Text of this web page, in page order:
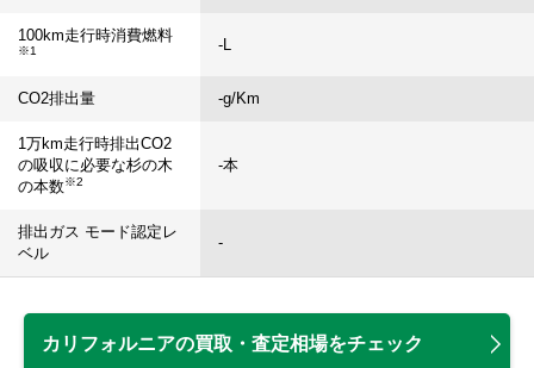
100km走行時消費燃料
※1 -
CO2排出量 -g/Km
1万km走行時排出CO2
の吸収に必要な杉の木
の本数※2
-本
排出ガス モード認定レ
ベル
-
カリフォルニアの買取・査定相場をチェック